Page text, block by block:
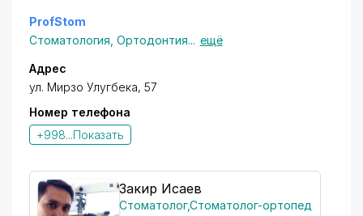
ProfStom
Стоматология ,Ортодонтия... ещё
Адрес
ул. Мирзо Улугбека, 57
Номер телефона
+998...Показать
Закир Исаев
Стоматолог,Стоматолог-ортопед